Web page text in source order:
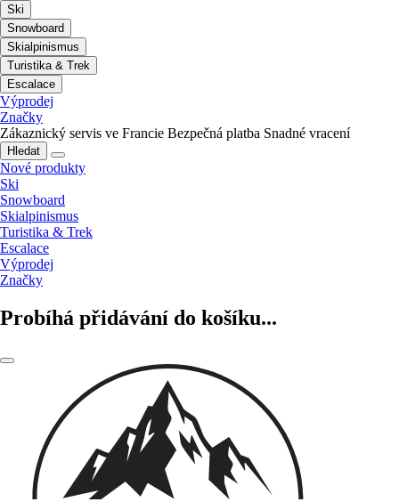
Ski
Snowboard
Skialpinismus
Turistika & Trek
Escalace
Výprodej
Značky
Zákaznický servis ve Francie Bezpečná platba Snadné vracení
Hledat
Nové produkty
Ski
Snowboard
Skialpinismus
Turistika & Trek
Escalace
Výprodej
Značky
Probíhá přidávání do košíku...